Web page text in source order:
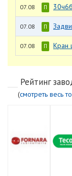
07.08 П
07.08 П
07.08 П Кран
Рейтинг
(смотреть весь